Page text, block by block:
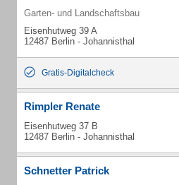
Garten- und Landschaftsbau
Eisenhutweg 39 A
12487 Berlin - Johannisthal
Gratis-Digitalcheck
Rimpler Renate
Eisenhutweg 37 B
12487 Berlin - Johannisthal
Schnetter Patrick